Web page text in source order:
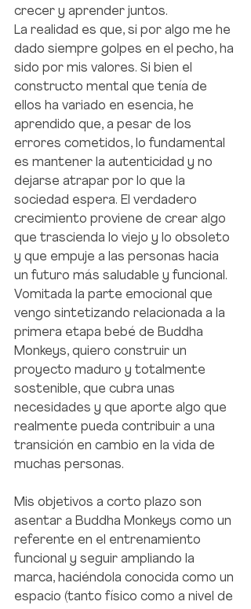
crecer y aprender juntos.
La realidad es que, si por algo me he
dado siempre golpes en el pecho, ha
sido por mis valores. Si bien el
constructo mental que tenía de
ellos ha variado en esencia, he
aprendido que, a pesar de los
errores cometidos, lo fundamental
es mantener la autenticidad y no
dejarse atrapar por lo que la
sociedad espera. El verdadero
crecimiento proviene de crear algo
que trascienda lo viejo y lo obsoleto
y que empuje a las personas hacia
un futuro más saludable y funcional.
Vomitada la parte emocional que
vengo sintetizando relacionada a la
primera etapa bebé de Buddha
Monkeys, quiero construir un
proyecto maduro y totalmente
sostenible, que cubra unas
necesidades y que aporte algo que
realmente pueda contribuir a una
transición en cambio en la vida de
muchas personas.
Mis objetivos a corto plazo son
asentar a Buddha Monkeys como un
referente en el entrenamiento
funcional y seguir ampliando la
marca, haciéndola conocida como un
espacio (tanto físico como a nivel de